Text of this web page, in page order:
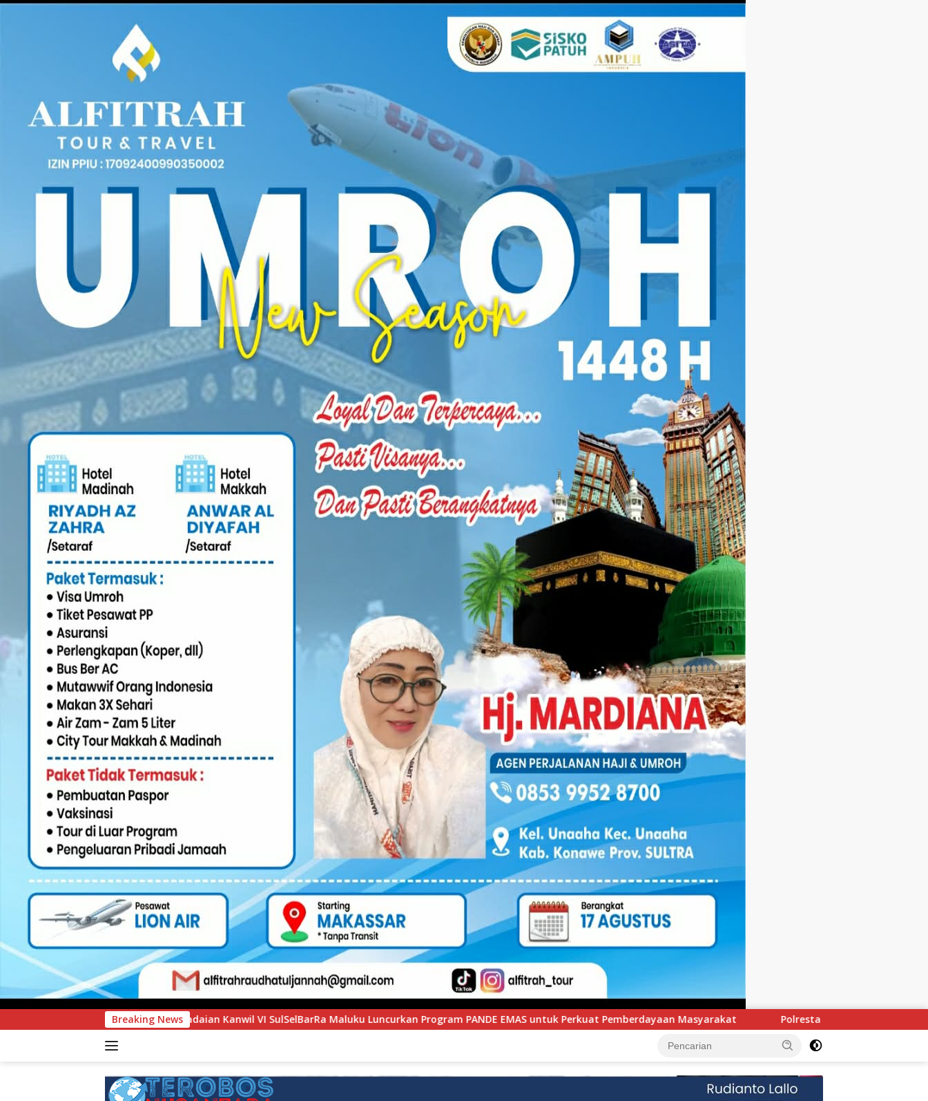
Langsung
ke
Breaking News
Kanwil VI SulSelBarRa Maluku Luncurkan Program PANDE EMAS untuk Perkuat Pemberdayaan Masyarakat Polresta Kendari Ungkap Kasus Curnik, Lima Handphone Hasil